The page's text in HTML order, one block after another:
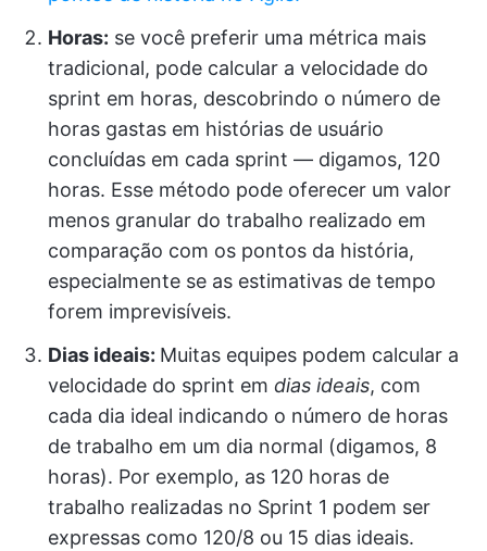
Horas: se você preferir uma métrica mais
tradicional, pode calcular a velocidade do
sprint em horas, descobrindo o número de
horas gastas em histórias de usuário
concluídas em cada sprint — digamos, 120
horas. Esse método pode oferecer um valor
menos granular do trabalho realizado em
comparação com os pontos da história,
especialmente se as estimativas de tempo
forem imprevisíveis.
Dias ideais: Muitas equipes podem calcular a
velocidade do sprint em dias ideais, com
cada dia ideal indicando o número de horas
de trabalho em um dia normal (digamos, 8
horas). Por exemplo, as 120 horas de
trabalho realizadas no Sprint 1 podem ser
expressas como 120/8 ou 15 dias ideais.